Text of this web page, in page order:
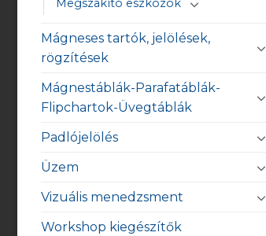
Megszakító eszközök
Mágneses tartók, jelölések,
rögzítések
Mágnestáblák-Parafatáblák-
Flipchartok-Üvegtáblák
Padlójelölés
Üzem
Vizuális menedzsment
Workshop kiegészítők